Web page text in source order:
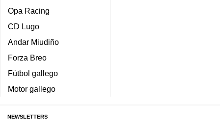
Opa Racing
CD Lugo
Andar Miudiño
Forza Breo
Fútbol gallego
Motor gallego
NEWSLETTERS